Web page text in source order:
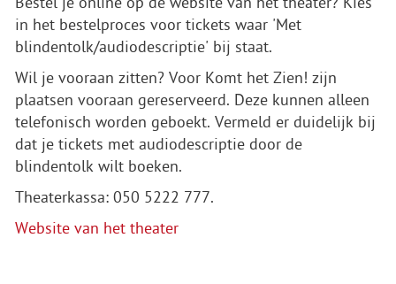
in het bestelproces voor tickets waar 'Met
blindentolk/audiodescriptie' bij staat.
Wil je vooraan zitten? Voor Komt het Zien! zijn
plaatsen vooraan gereserveerd. Deze kunnen alleen
telefonisch worden geboekt. Vermeld er duidelijk bij
dat je tickets met audiodescriptie door de
blindentolk wilt boeken.
Theaterkassa: 050 5222 777.
Website van het theater